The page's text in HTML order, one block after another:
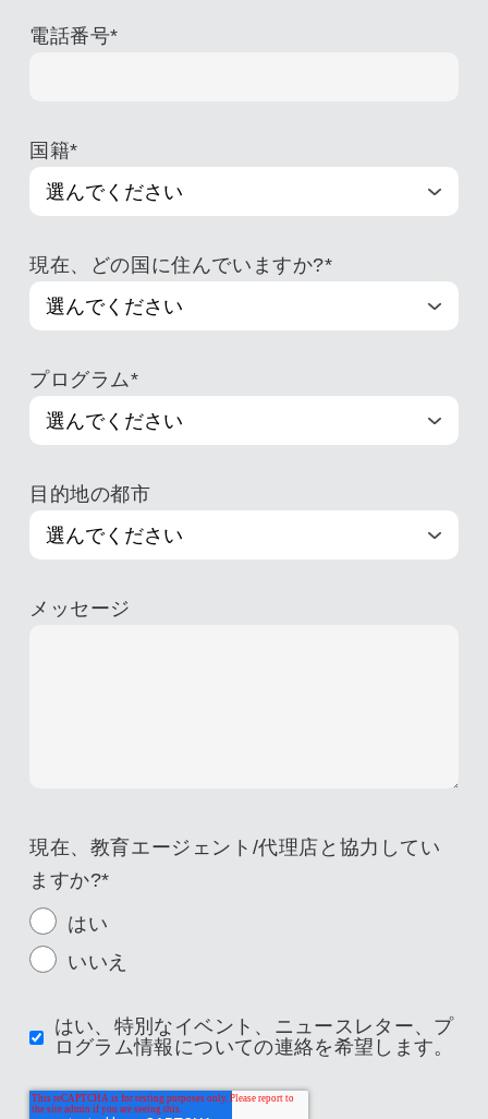
電話番号*
国籍*
現在、どの国に住んでいますか?*
プログラム*
目的地の都市
メッセージ
現在、教育エージェント/代理店と協力してい
ますか?*
はい
いいえ
はい、特別なイベント、ニュースレター、プ
ログラム情報についての連絡を希望します。